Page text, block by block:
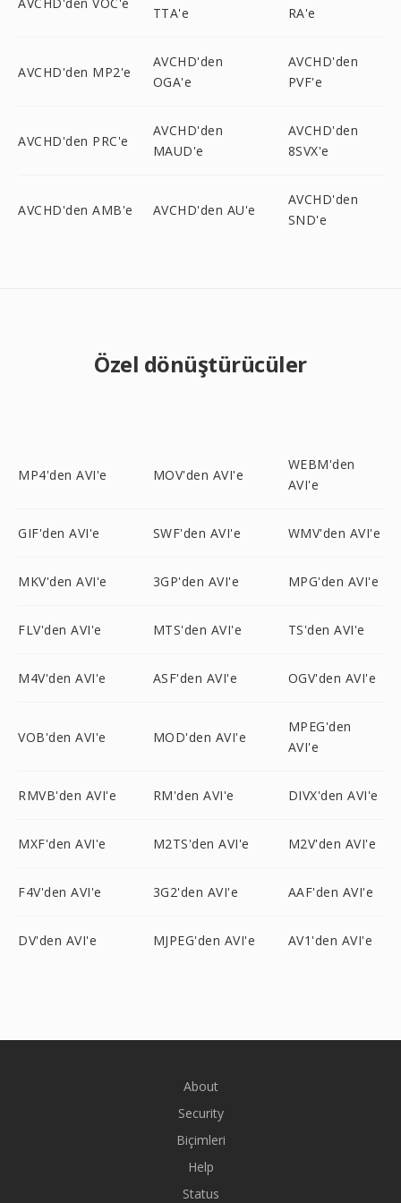
TTA'e
RA'e
AVCHD'den MP2'e
AVCHD'den
OGA'e
AVCHD'den
PVF'e
AVCHD'den PRC'e
AVCHD'den
MAUD'e
AVCHD'den
8SVX'e
AVCHD'den AMB'e AVCHD'den AU'e
AVCHD'den
SND'e
Özel dönüştürücüler
MP4'den AVI'e MOV'den AVI'e
WEBM'den
AVI'e
GIF'den AVI'e SWF'den AVI'e WMV'den AVI'e
MKV'den AVI'e 3GP'den AVI'e MPG'den AVI'e
FLV'den AVI'e MTS'den AVI'e TS'den AVI'e
M4V'den AVI'e ASF'den AVI'e OGV'den AVI'e
VOB'den AVI'e MOD'den AVI'e
MPEG'den
AVI'e
RMVB'den AVI'e RM'den AVI'e DIVX'den AVI'e
MXF'den AVI'e M2TS'den AVI'e M2V'den AVI'e
F4V'den AVI'e 3G2'den AVI'e AAF'den AVI'e
DV'den AVI'e MJPEG'den AVI'e AV1'den AVI'e
About
Security
Biçimleri
Help
Status